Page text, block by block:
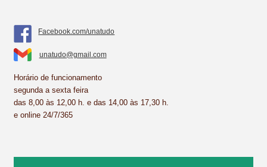
Facebook.com/unatudo
unatudo@gmail.com
Horário de funcionamento
segunda a sexta feira
das 8,00 às 12,00 h. e das 14,00 às 17,30 h.
e online 24/7/365